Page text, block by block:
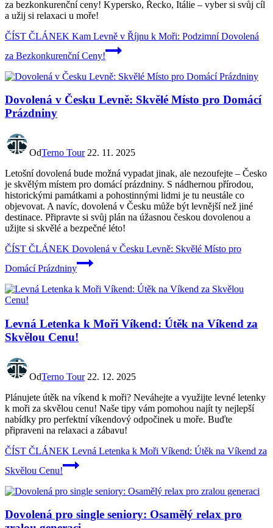
za bezkonkurenční ceny! Kypersko, Řecko, Itálie – vyber si svůj cíl
a užij si relaxaci u moře!
ČÍST ČLÁNEK Kam Levně v Říjnu k Moři: Podzimní Dovolená
za Bezkonkurenční Ceny!
Dovolená v Česku Levně: Skvělé Místo pro Domácí
Prázdniny
OdTerno Tour 22. 11. 2025
Letošní dovolená bude možná vypadat jinak, ale nezoufejte – Česko
je skvělým místem pro domácí prázdniny. S nádhernou přírodou,
historickými památkami a pohostinnými lidmi je tu neustále co
objevovat. A navíc, dovolená v Česku může být levnější než jiné
destinace. Připravte si svůj plán na úžasnou českou dovolenou a
užijte si skvělé a bezpečné léto!
ČÍST ČLÁNEK Dovolená v Česku Levně: Skvělé Místo pro
Domácí Prázdniny
Levná Letenka k Moři Víkend: Útěk na Víkend za
Skvělou Cenu!
OdTerno Tour 22. 12. 2025
Plánujete útěk na víkend k moři? Neváhejte a využijte levné letenky
k moři za skvělou cenu! Naše tipy vám pomohou najít ty nejlepší
nabídky pro perfektní víkendový odpočinek u moře. Buďte
připraveni na relaxaci a zábavu!
ČÍST ČLÁNEK Levná Letenka k Moři Víkend: Útěk na Víkend za
Skvělou Cenu!
Dovolená pro single seniory: Osamělý relax pro